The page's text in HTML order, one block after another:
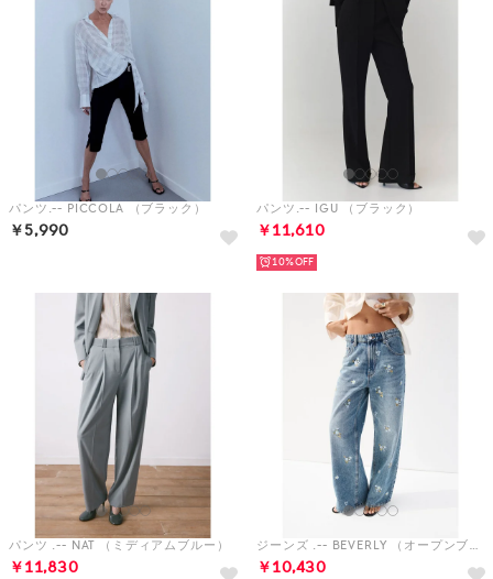
パンツ.-- PICCOLA （ブラック）
￥5,990
パンツ.-- IGU （ブラック）
￥11,610
10%
パンツ .-- NAT （ミディアムブルー）
￥11,830
ジーンズ .-- BEVERLY （オープンブルー）
￥10,430